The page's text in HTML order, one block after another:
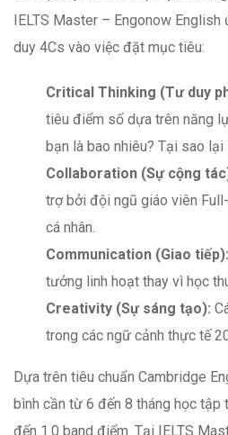
IELTS Master – Engonow
duy 4Cs vào việc đặt mục tiêu:
Critical Thinking (Tư duy
tiêu điểm số dựa trên năng
bạn là bao nhiêu? Tại sao
Collaboration (Sự cộng
trợ bởi đội ngũ giáo viên
cá nhân.
Communication (Giao tiếp):
tưởng linh hoạt thay vì học
Creativity (Sự sáng tạo):
trong các ngữ cảnh thực tế
Dựa trên tiêu chuẩn Cambridge
bình cần từ 6 đến 8 tháng học tập
đến 1.0 band điểm. Tại IELTS